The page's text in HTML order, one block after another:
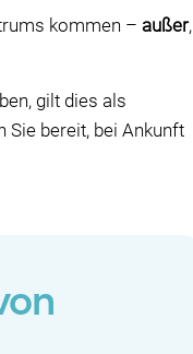
kommen – außer,
gilt dies als
Sie bereit, bei Ankunft